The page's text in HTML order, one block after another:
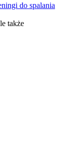
do spalania
także